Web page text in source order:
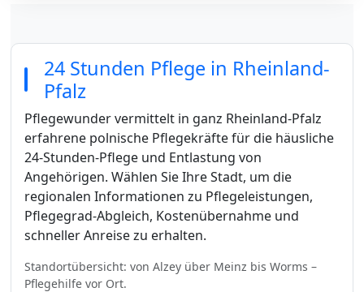
24 Stunden Pflege in Rheinland-
Pfalz
Pflegewunder vermittelt in ganz Rheinland-Pfalz
erfahrene polnische Pflegekräfte für die häusliche
24-Stunden-Pflege und Entlastung von
Angehörigen. Wählen Sie Ihre Stadt, um die
regionalen Informationen zu Pflegeleistungen,
Pflegegrad-Abgleich, Kostenübernahme und
schneller Anreise zu erhalten.
Standortübersicht: von Alzey über Meinz bis Worms –
Pflegehilfe vor Ort.